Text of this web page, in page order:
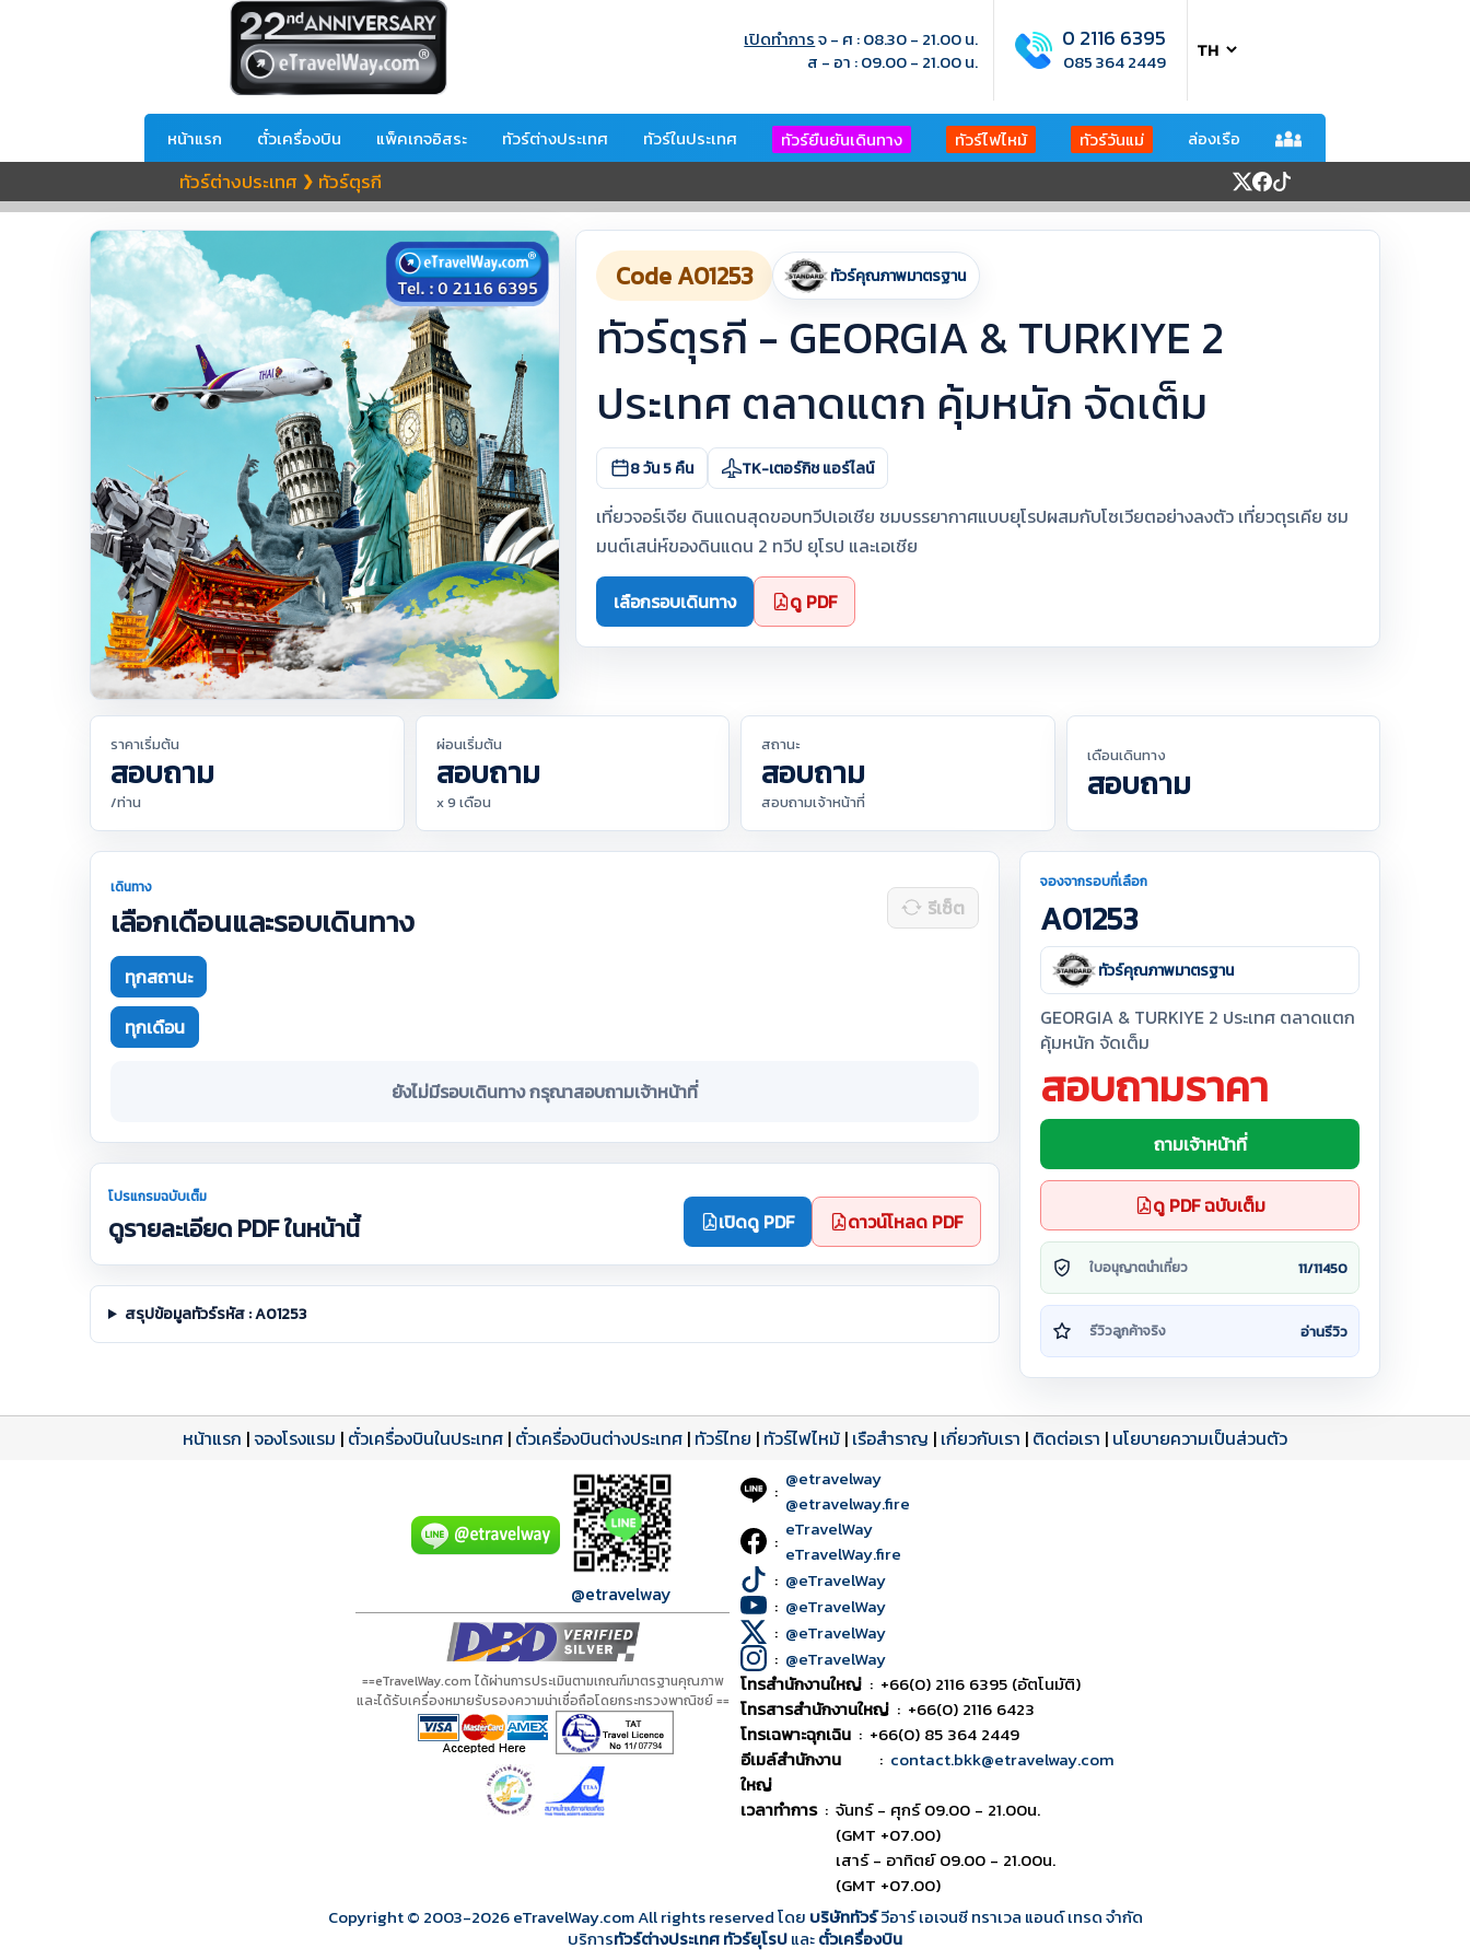
เปิดทำการจ - ศ : 08.30 - 21.00 น.
ส - อา : 09.00 - 21.00 น.
0 2116 6395
085 364 2449
หน้าแรก ตั๋วเครื่องบิน แพ็คเกจอิสระ ทัวร์ต่างประเทศ ทัวร์ในประเทศ ทัวร์ยืนยันเดินทาง ทัวร์ไฟไหม้ ทัวร์วันแม่ ล่องเรือ
ทัวร์ต่างประเทศ ❯ ทัวร์ตุรกี
Code A01253 ทัวร์คุณภาพมาตรฐาน
ทัวร์ตุรกี - GEORGIA & TURKIYE 2
ประเทศ ตลาดแตก คุ้มหนัก จัดเต็ม
8 วัน 5 คืน TK-เตอร์กิช แอร์ไลน์
เที่ยวจอร์เจีย ดินแดนสุดขอบทวีปเอเชีย ชมบรรยากาศแบบยุโรปผสมกับโซเวียตอย่างลงตัว เที่ยวตุรเคีย ชม
มนต์เสน่ห์ของดินแดน 2 ทวีป ยุโรป และเอเชีย
เลือกรอบเดินทาง ดู PDF
ราคาเริ่มต้น
สอบถาม
/ท่าน
ผ่อนเริ่มต้น
สอบถาม
x 9 เดือน
สถานะ
สอบถาม
สอบถามเจ้าหน้าที่
เดือนเดินทาง
สอบถาม
เดินทาง
เลือกเดือนและรอบเดินทาง รีเซ็ต
ทุกสถานะ
ทุกเดือน
ยังไม่มีรอบเดินทาง กรุณาสอบถามเจ้าหน้าที่
โปรแกรมฉบับเต็ม
ดูรายละเอียด PDF ในหน้านี้ เปิดดู PDF ดาวน์โหลด PDF
สรุปข้อมูลทัวร์รหัส : A01253
จองจากรอบที่เลือก
A01253
ทัวร์คุณภาพมาตรฐาน
GEORGIA & TURKIYE 2 ประเทศ ตลาดแตก
คุ้มหนัก จัดเต็ม
สอบถามราคา
ถามเจ้าหน้าที่
ดู PDF ฉบับเต็ม
ใบอนุญาตนำเที่ยว 11/11450
รีวิวลูกค้าจริง อ่านรีวิว
หน้าแรก |จองโรงแรม | ตั๋วเครื่องบินในประเทศ | ตั๋วเครื่องบินต่างประเทศ | ทัวร์ไทย | ทัวร์ไฟไหม้ | เรือสำราญ | เกี่ยวกับเรา | ติดต่อเรา | นโยบายความเป็นส่วนตัว
@etravelway
==eTravelWay.com ได้ผ่านการประเมินตามเกณฑ์มาตรฐานคุณภาพ
และได้รับเครื่องหมายรับรองความน่าเชื่อถือโดยกระทรวงพาณิชย์ ==
: @etravelway
@etravelway.fire
: eTravelWay
eTravelWay.fire
: @eTravelWay
: @eTravelWay
: @eTravelWay
: @eTravelWay
โทรสำนักงานใหญ่ : +66(0) 2116 6395 (อัตโนมัติ)
โทรสารสำนักงานใหญ่ : +66(0) 2116 6423
โทรเฉพาะฉุกเฉิน : +66(0) 85 364 2449
อีเมล์สำนักงาน
ใหญ่
: contact.bkk@etravelway.com
เวลาทำการ : จันทร์ - ศุกร์ 09.00 - 21.00น.
(GMT +07.00)
เสาร์ - อาทิตย์ 09.00 - 21.00น.
(GMT +07.00)
Copyright © 2003-2026eTravelWay.com All rights reserved โดย บริษัททัวร์วีอาร์ เอเจนซี ทราเวล แอนด์ เทรด จำกัด
บริการทัวร์ต่างประเทศทัวร์ยุโรปและตั๋วเครื่องบิน